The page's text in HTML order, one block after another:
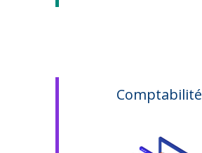
Comptabilité